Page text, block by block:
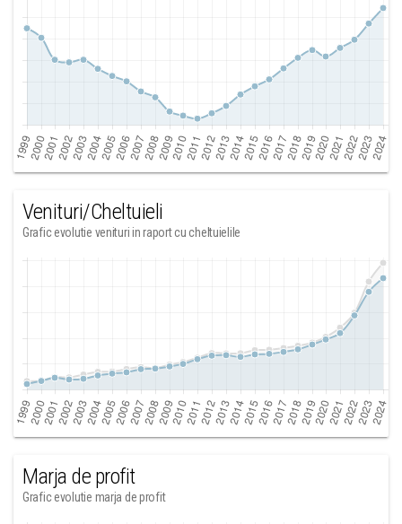
Venituri/Cheltuieli
Grafic evolutie venituri in raport cu cheltuielile
Marja de profit
Grafic evolutie marja de profit